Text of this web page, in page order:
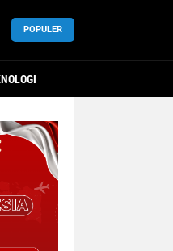
POPULER